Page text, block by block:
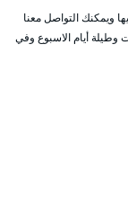
ويمكنك التواصل معنا
ساعة وضمن ورديات وطيلة أيام الاسبوع وفي